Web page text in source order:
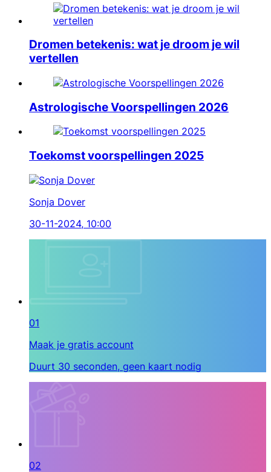
Dromen betekenis: wat je droom je wil
vertellen
Astrologische Voorspellingen 2026
Toekomst voorspellingen 2025
Sonja Dover
30-11-2024, 10:00
01
Maak je gratis account
Duurt 30 seconden, geen kaart nodig
02